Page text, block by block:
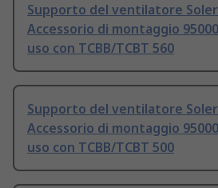
Supporto del ventilatore
Accessorio di montaggio
uso con TCBB/TCBT 560
Supporto del ventilatore
Accessorio di montaggio
uso con TCBB/TCBT 500